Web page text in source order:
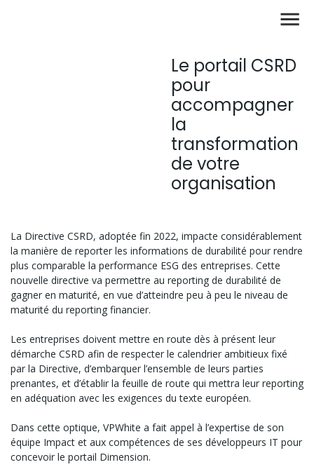
Le portail CSRD
pour
accompagner
la
transformation
de votre
organisation
La Directive CSRD, adoptée fin 2022, impacte considérablement
la manière de reporter les informations de durabilité pour rendre
plus comparable la performance ESG des entreprises. Cette
nouvelle directive va permettre au reporting de durabilité de
gagner en maturité, en vue d’atteindre peu à peu le niveau de
maturité du reporting financier.
Les entreprises doivent mettre en route dès à présent leur
démarche CSRD afin de respecter le calendrier ambitieux fixé
par la Directive, d’embarquer l’ensemble de leurs parties
prenantes, et d’établir la feuille de route qui mettra leur reporting
en adéquation avec les exigences du texte européen.
Dans cette optique, VPWhite a fait appel à l’expertise de son
équipe Impact et aux compétences de ses développeurs IT pour
concevoir le portail Dimension.